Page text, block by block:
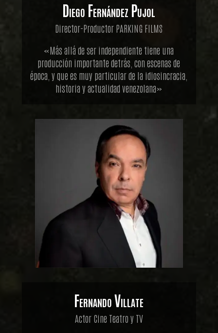
Diego Fernández Pujol
Director-Productor PARKING FILMS
«Más allá de ser independiente tiene una
producción importante detrás, con escenas de
época, y que es muy particular de la idiosincracia,
historia y actualidad venezolana»
Fernando Villate
Actor Cine Teatro y TV